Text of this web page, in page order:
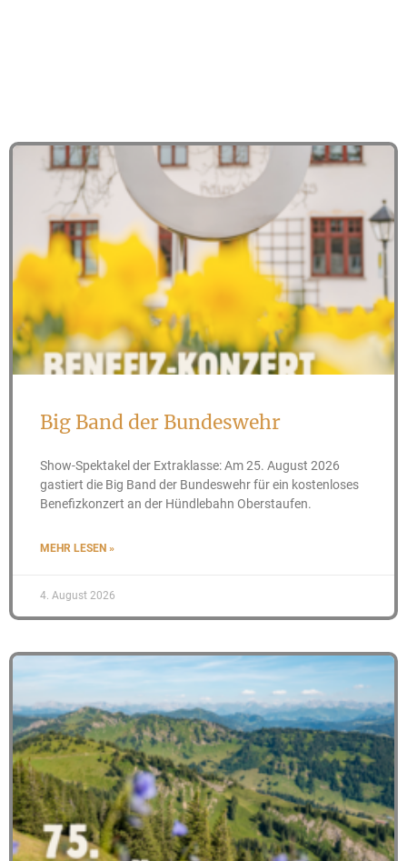
Big Band der Bundeswehr
Show-Spektakel der Extraklasse: Am 25. August 2026
gastiert die Big Band der Bundeswehr für ein kostenloses
Benefizkonzert an der Hündlebahn Oberstaufen.
MEHR LESEN »
4. August 2026